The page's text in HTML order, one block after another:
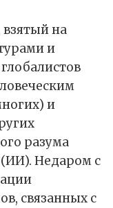
на
и
и
разума
Недаром с
связанных с